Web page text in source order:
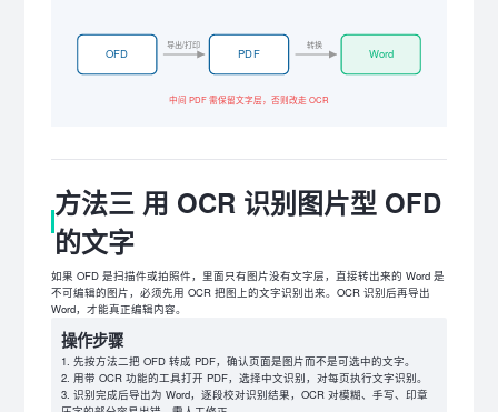
OFD PDF Word
导出/打印 转换
中间 PDF 需保留文字层，否则改走 OCR
方法三 用 OCR 识别图片型 OFD
的文字
如果 OFD 是扫描件或拍照件，里面只有图片没有文字层，直接转出来的 Word 是
不可编辑的图片，必须先用 OCR 把图上的文字识别出来。OCR 识别后再导出
Word，才能真正编辑内容。
操作步骤
先按方法二把 OFD 转成 PDF，确认页面是图片而不是可选中的文字。
用带 OCR 功能的工具打开 PDF，选择中文识别，对每页执行文字识别。
识别完成后导出为 Word，逐段校对识别结果，OCR 对模糊、手写、印章